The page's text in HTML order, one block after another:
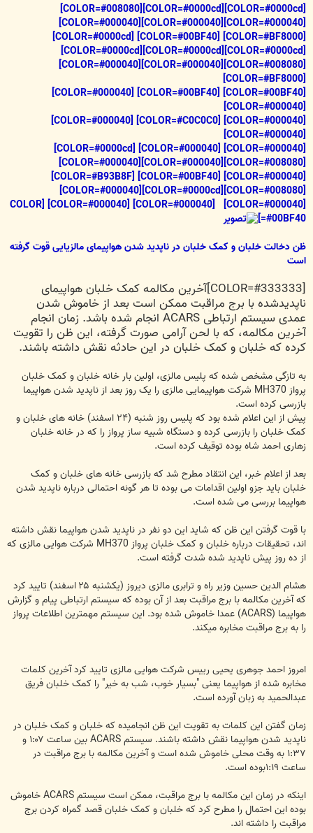
ت
[COLOR=#0000cd][COLOR=#0000cd][COLOR=#008080]
[COLOR=#000040][COLOR=#000040][COLOR=#000040]
[COLOR=#BF8000] [COLOR=#00BF40] [COLOR=#0000cd]
[COLOR=#0000cd][COLOR=#0000cd][COLOR=#0000cd]
[COLOR=#008080][COLOR=#000040][COLOR=#000040]
[COLOR=#BF8000]
[COLOR=#00BF40] [COLOR=#00BF40] [COLOR=#000040]
[COLOR=#000040]
[COLOR=#000040] [COLOR=#C0C0C0] [COLOR=#000040]
[COLOR=#000040]
[COLOR=#000040] [COLOR=#000040] [COLOR=#0000cd]
[COLOR=#008080][COLOR=#000040][COLOR=#000040]
[COLOR=#000040] [COLOR=#00BF40] [COLOR=#B93B8F]
[COLOR=#008080][COLOR=#0000cd][COLOR=#000040]
[COLOR=#000040] [COLOR=#000040] [COLOR=#000040] [COLOR
=#00BF40]
ظن دخالت خلبان و کمک خلبان در ناپدید شدن هواپیمای مالزیایی قوت گرفته
است
[COLOR=#333333]آخرین مکالمه کمک خلبان هواپیمای
ناپدیدشده با برج مراقبت ممکن است بعد از خاموش شدن
عمدی سیستم ارتباطی ACARS انجام شده باشد. زمان انجام
آخرین مکالمه، که با لحن آرامی صورت گرفته، این ظن را تقویت
کرده که خلبان و کمک خلبان در این حادثه نقش داشته باشند.
به تازگی مشخص شده که پلیس مالزی، اولین بار خانه خلبان و کمک خلبان
پرواز MH370 شرکت هواپیمایی مالزی را یک روز بعد از ناپدید شدن هواپیما
بازرسی کرده است.
پیش از این اعلام شده بود که پلیس روز شنبه (۲۴ اسفند) خانه های خلبان و
کمک خلبان را بازرسی کرده و دستگاه شبیه ساز پرواز را که در خانه خلبان
زهاری احمد شاه بوده توقیف کرده است.
بعد از اعلام خبر، این انتقاد مطرح شد که بازرسی خانه های خلبان و کمک
خلبان باید جزو اولین اقدامات می بوده تا هر گونه احتمالی درباره ناپدید شدن
هواپیما بررسی می شده است.
با قوت گرفتن این ظن که شاید این دو نفر در ناپدید شدن هواپیما نقش داشته
اند، تحقیقات درباره خلبان و کمک خلبان پرواز MH370 شرکت هوایی مالزی که
از ده روز پیش ناپدید شده شدت گرفته است.
هشام الدین حسین وزیر راه و ترابری مالزی دیروز (یکشنبه ۲۵ اسفند) تایید کرد
که آخرین مکالمه با برج مراقبت بعد از آن بوده که سیستم ارتباطی پیام و گزارش
هواپیما (ACARS) عمدا خاموش شده بود. این سیستم مهمترین اطلاعات پرواز
را به برج مراقبت مخابره میکند.
امروز احمد جوهری یحیی رییس شرکت هوایی مالزی تایید کرد آخرین کلمات
مخابره شده از هواپیما یعنی "بسیار خوب، شب به خیر" را کمک خلبان فریق
عبدالحمید به زبان آورده است.
زمان گفتن این کلمات به تقویت این ظن انجامیده که خلبان و کمک خلبان در
ناپدید شدن هواپیما نقش داشته باشند. سیستم ACARS بین ساعت ۱:۰۷ و
۱:۳۷ به وقت محلی خاموش شده است و آخرین مکالمه با برج مراقبت در
ساعت ۱:۱۹بوده است.
اینکه در زمان این مکالمه با برج مراقبت، ممکن است سیستم ACARS خاموش
بوده این احتمال را مطرح کرد که خلبان و کمک خلبان قصد گمراه کردن برج
مراقبت را داشته اند.